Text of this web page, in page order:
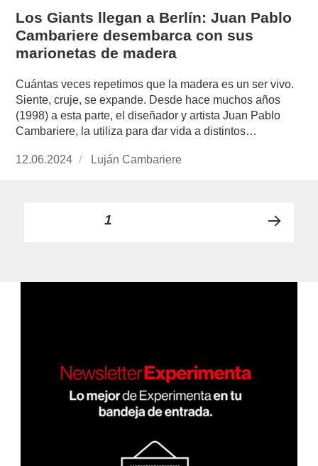
Los Giants llegan a Berlín: Juan Pablo
Cambariere desembarca con sus
marionetas de madera
Cuántas veces repetimos que la madera es un ser vivo.
Siente, cruje, se expande. Desde hace muchos años
(1998) a esta parte, el diseñador y artista Juan Pablo
Cambariere, la utiliza para dar vida a distintos…
Publicado
12.06.2024
https://www.experimenta.es/author/lujan-
Luján Cambariere
Paginación
entradas
PÁGINA1